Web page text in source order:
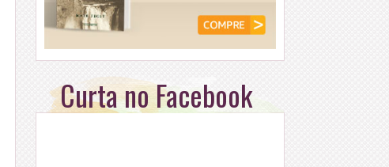
Curta no Facebook